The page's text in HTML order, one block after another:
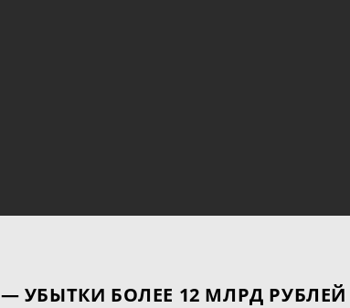
УБЫТКИ БОЛЕЕ 12 МЛРД РУБЛЕЙ